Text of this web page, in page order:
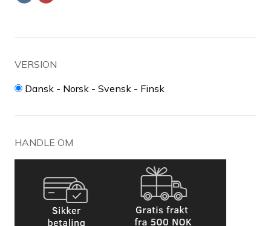
VERSION
Dansk - Norsk - Svensk - Finsk
HANDLE OM